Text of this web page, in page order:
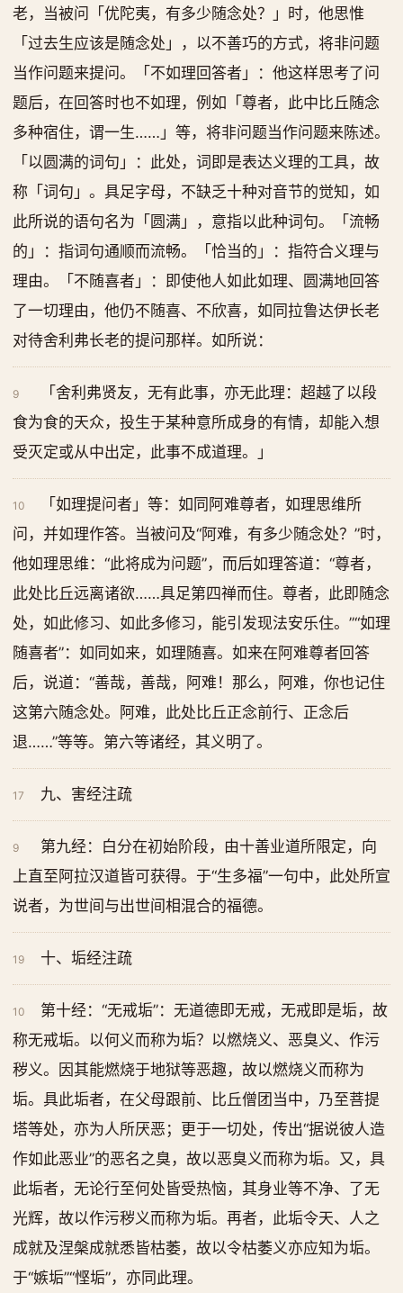
老，当被问「优陀夷，有多少随念处？」时，他思惟
「过去生应该是随念处」，以不善巧的方式，将非问题
当作问题来提问。「不如理回答者」：他这样思考了问
题后，在回答时也不如理，例如「尊者，此中比丘随念
多种宿住，谓一生……」等，将非问题当作问题来陈述。
「以圆满的词句」：此处，词即是表达义理的工具，故
称「词句」。具足字母，不缺乏十种对音节的觉知，如
此所说的语句名为「圆满」，意指以此种词句。「流畅
的」：指词句通顺而流畅。「恰当的」：指符合义理与
理由。「不随喜者」：即使他人如此如理、圆满地回答
了一切理由，他仍不随喜、不欣喜，如同拉鲁达伊长老
对待舍利弗长老的提问那样。如所说：
9
「舍利弗贤友，无有此事，亦无此理：超越了以段
食为食的天众，投生于某种意所成身的有情，却能入想
受灭定或从中出定，此事不成道理。」
10
「如理提问者」等：如同阿难尊者，如理思维所
问，并如理作答。当被问及“阿难，有多少随念处？”时，
他如理思维：“此将成为问题”，而后如理答道：“尊者，
此处比丘远离诸欲……具足第四禅而住。尊者，此即随念
处，如此修习、如此多修习，能引发现法安乐住。”“如理
随喜者”：如同如来，如理随喜。如来在阿难尊者回答
后，说道：“善哉，善哉，阿难！那么，阿难，你也记住
这第六随念处。阿难，此处比丘正念前行、正念后
退……”等等。第六等诸经，其义明了。
17 九、害经注疏
9
第九经：白分在初始阶段，由十善业道所限定，向
上直至阿拉汉道皆可获得。于“生多福”一句中，此处所宣
说者，为世间与出世间相混合的福德。
19 十、垢经注疏
10
第十经：“无戒垢”：无道德即无戒，无戒即是垢，故
称无戒垢。以何义而称为垢？以燃烧义、恶臭义、作污
秽义。因其能燃烧于地狱等恶趣，故以燃烧义而称为
垢。具此垢者，在父母跟前、比丘僧团当中，乃至菩提
塔等处，亦为人所厌恶；更于一切处，传出“据说彼人造
作如此恶业”的恶名之臭，故以恶臭义而称为垢。又，具
此垢者，无论行至何处皆受热恼，其身业等不净、了无
光辉，故以作污秽义而称为垢。再者，此垢令天、人之
成就及涅槃成就悉皆枯萎，故以令枯萎义亦应知为垢。
于“嫉垢”“悭垢”，亦同此理。